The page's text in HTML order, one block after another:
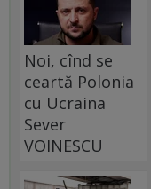
Noi, cînd se
ceartă Polonia
cu Ucraina
Sever
VOINESCU